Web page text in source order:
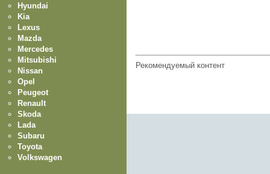
Рекомендуемый контент
Hyundai
Kia
Lexus
Mazda
Mercedes
Mitsubishi
Nissan
Opel
Peugeot
Renault
Skoda
Lada
Subaru
Toyota
Volkswagen